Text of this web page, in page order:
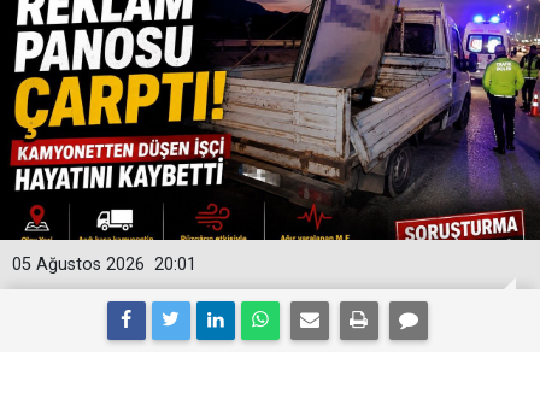
20:01
05 Ağustos 2026